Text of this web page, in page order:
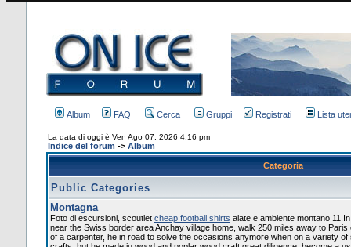
Album FAQ Cerca Gruppi Registrati Lista
La data di oggi è Ven Ago 07, 2026 4:16 pm
Indice del forum -> Album
Categoria
Public Categories
Montagna
Foto di escursioni, scoutlet cheap football shirts alate e ambiente montano
near the Swiss border area Anchay village home, walk 250 miles away to
of a carpenter, he in road to solve the occasions anymore when on a variety